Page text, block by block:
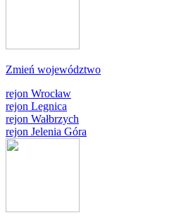
Zmień województwo
rejon Wrocław
rejon Legnica
rejon Wałbrzych
rejon Jelenia Góra